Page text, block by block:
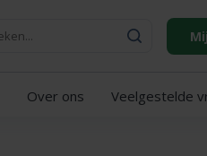
Over ons Veelgestelde